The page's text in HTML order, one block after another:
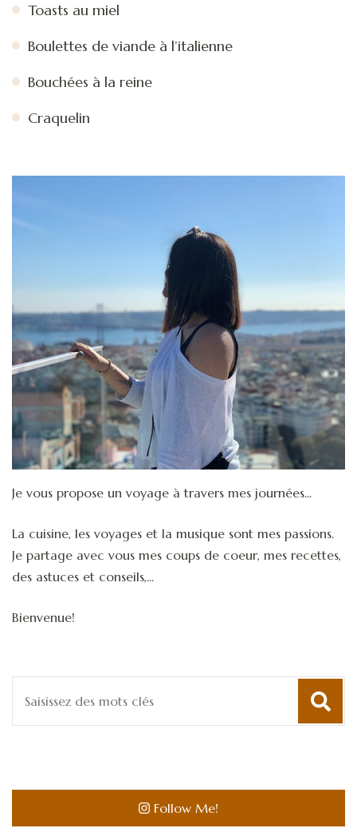
Toasts au miel
Boulettes de viande à l’italienne
Bouchées à la reine
Craquelin
Je vous propose un voyage à travers mes journées...
La cuisine, les voyages et la musique sont mes passions.
Je partage avec vous mes coups de coeur, mes recettes,
des astuces et conseils,...
Bienvenue!
pour
:
Follow Me!